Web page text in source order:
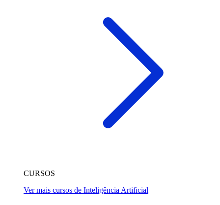
CURSOS
Ver mais cursos de Inteligência Artificial